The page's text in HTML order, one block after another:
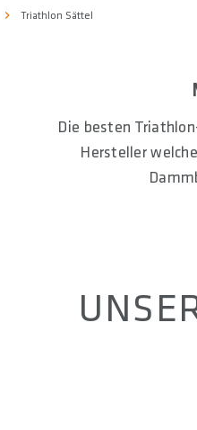
Triathlon Sättel
Die besten
Hersteller